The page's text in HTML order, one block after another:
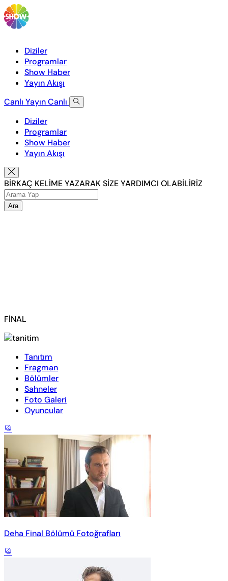
Diziler
Programlar
Show Haber
Yayın Akışı
Canlı YayınCanlı
Diziler
Programlar
Show Haber
Yayın Akışı
BİRKAÇ KELİME YAZARAK SİZE YARDIMCI OLABİLİRİZ
Ara
FİNAL
Tanıtım
Fragman
Bölümler
Sahneler
Foto Galeri
Oyuncular
Deha Final Bölümü Fotoğrafları